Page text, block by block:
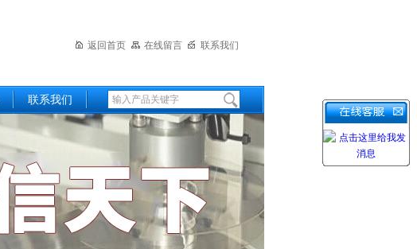
返回首页 在线留言 联系我们
联系我们